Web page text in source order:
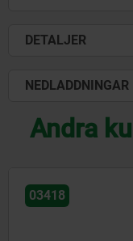
DETALJER
NEDLADDNINGAR
Andra
03418